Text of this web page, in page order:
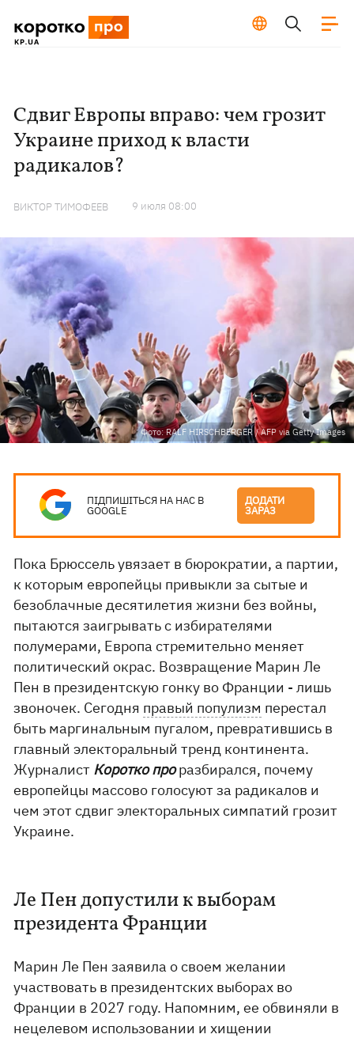
Сдвиг Европы вправо: чем грозит
Украине приход к власти
радикалов?
ВИКТОР ТИМОФЕЕВ 9 июля 08:00
Фото: RALF HIRSCHBERGER / AFP via Getty Images
ПІДПИШІТЬСЯ НА НАС В
GOOGLE
ДОДАТИ
ЗАРАЗ
Пока Брюссель увязает в бюрократии, а партии,
к которым европейцы привыкли за сытые и
безоблачные десятилетия жизни без войны,
пытаются заигрывать с избирателями
полумерами, Европа стремительно меняет
политический окрас. Возвращение Марин Ле
Пен в президентскую гонку во Франции - лишь
звоночек. Сегодня правый популизм перестал
быть маргинальным пугалом, превратившись в
главный электоральный тренд континента.
Журналист Коротко проразбирался, почему
европейцы массово голосуют за радикалов и
чем этот сдвиг электоральных симпатий грозит
Украине.
Ле Пен допустили к выборам
президента Франции
Марин Ле Пен заявила о своем желании
участвовать в президентских выборах во
Франции в 2027 году. Напомним, ее обвиняли в
нецелевом использовании и хищении